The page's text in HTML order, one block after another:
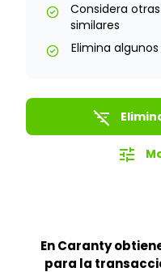
check_circle
Considera
similares
check_circle Elimina
filter_list_off
tune
En Caranty
para la